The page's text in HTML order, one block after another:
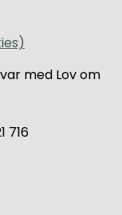
med Lov om
716